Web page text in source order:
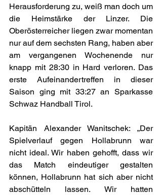
Herausforderung zu, weiß man doch um
die Heimstärke der Linzer. Die
Oberösterreicher liegen zwar momentan
nur auf dem sechsten Rang, haben aber
am vergangenen Wochenende nur
knapp mit 28:30 in Hard verloren. Das
erste Aufeinandertreffen in dieser
Saison ging mit 33:27 an Sparkasse
Schwaz Handball Tirol.
Kapitän Alexander Wanitschek: „Der
Spielverlauf gegen Hollabrunn war
nicht ideal. Wir haben gehofft, dass wir
das Match eindeutiger gestalten
können, Hollabrunn hat sich aber nicht
abschütteln lassen. Wir hatten